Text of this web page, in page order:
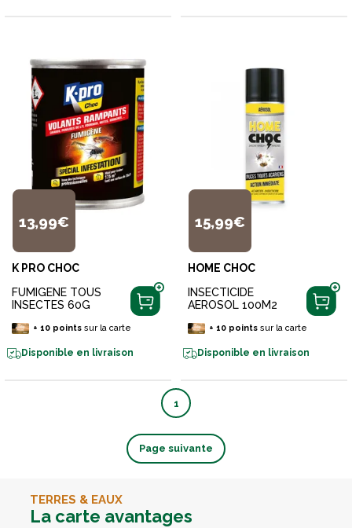
13,99€
K PRO CHOC
FUMIGENE TOUS
INSECTES 60G
+ 10pointssur la carte
Disponible en livraison
15,99€
HOME CHOC
INSECTICIDE
AEROSOL 100M2
+ 10pointssur la carte
Disponible en livraison
1
Page suivante
TERRES & EAUX
La carte avantages